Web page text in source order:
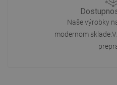
Naše výrobky
modernom